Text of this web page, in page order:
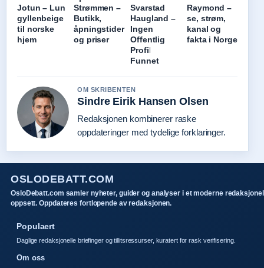
Jotun – Lun
gyllenbeige
til norske
hjem
Strømmen –
Butikk,
åpningstider
og priser
Svarstad
Haugland –
Ingen
Offentlig
Profil
Funnet
Raymond –
se, strøm,
kanal og
fakta i Norge
OM SKRIBENTEN
Sindre Eirik Hansen Olsen
Redaksjonen kombinerer raske
oppdateringer med tydelige forklaringer.
OSLODEBATT.COM
OsloDebatt.com samler nyheter, guider og analyser i et moderne
oppsett. Oppdateres fortlopende av redaksjonen.
Populaert
Daglige redaksjonelle briefinger og tillitsressurser, kuratert for rask verifisering.
Om oss